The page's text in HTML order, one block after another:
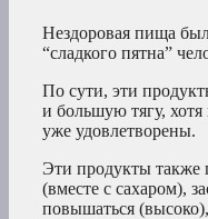
Нездоровая пища
“сладкого пятна”
По сути, эти
и большую тягу,
уже удовлетворены.
Эти продукты также
(вместе с сахаром),
повышаться